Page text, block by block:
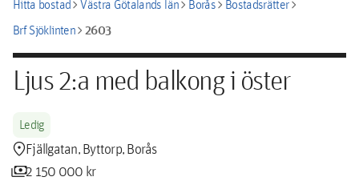
Hitta bostadchevron_rightVästra Götalands länchevron_rightBoråschevron_rightBostadsrätterchevron_right
Brf Sjöklintenchevron_right2603
Ljus 2:a med balkong i öster
Ledig
location_pinFjällgatan, Byttorp, Borås
payments2 150 000 kr